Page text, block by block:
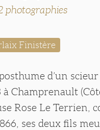
photographies
Finistère
d’un
à Champrenault
Rose Le Terrien,
ses deux fils